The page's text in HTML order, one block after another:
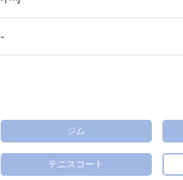
-
ジム
テニスコート